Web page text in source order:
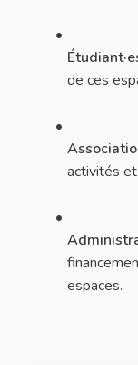
de ces
activités